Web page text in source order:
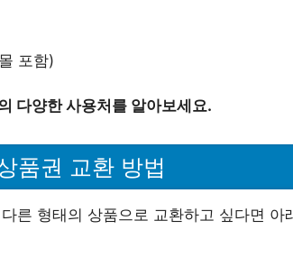
포함)
다양한 사용처를 알아보세요.
품권 교환 방법
른 형태의 상품으로 교환하고 싶다면 아